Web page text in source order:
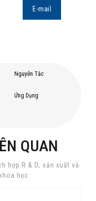
E-mail
Nguyên Tắc
Ứng Dụng
QUAN
hợp R & D, sản xuất và
học